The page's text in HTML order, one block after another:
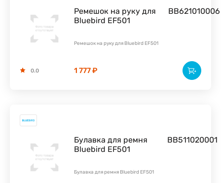
Ремешок на руку для
Bluebird EF501
BB621010006
Ремешок на руку для Bluebird EF501
1 777 ₽
0.0
Булавка для ремня
Bluebird EF501
BB511020001
Булавка для ремня Bluebird EF501